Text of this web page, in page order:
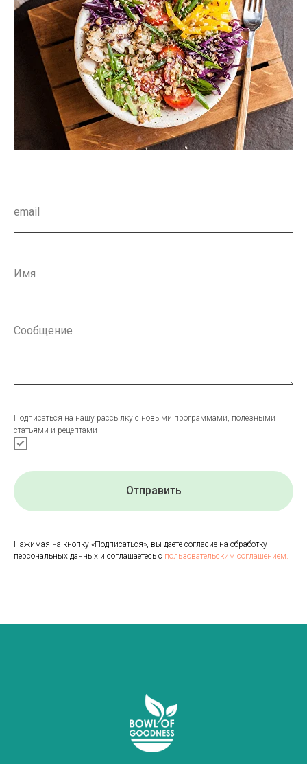
Подписаться на нашу рассылку с новыми программами, полезными
статьями и рецептами
Отправить
Нажимая на кнопку «Подписаться», вы даете согласие на обработку
персональных данных и соглашаетесь с пользовательским соглашением.